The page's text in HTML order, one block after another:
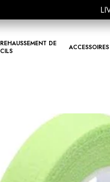
REHAUSSEMENT DE
CILS
ACCESSOIRES